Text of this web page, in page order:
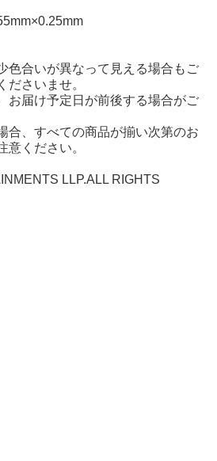
色合いが異なって見える場合もご
ださいませ。
お届け予定日が前後する場合がご
合、すべての商品が揃い次第のお
意ください。
LLP.ALL RIGHTS